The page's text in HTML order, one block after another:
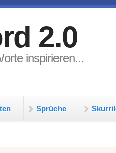
2.0
inspirieren...
Sprüche